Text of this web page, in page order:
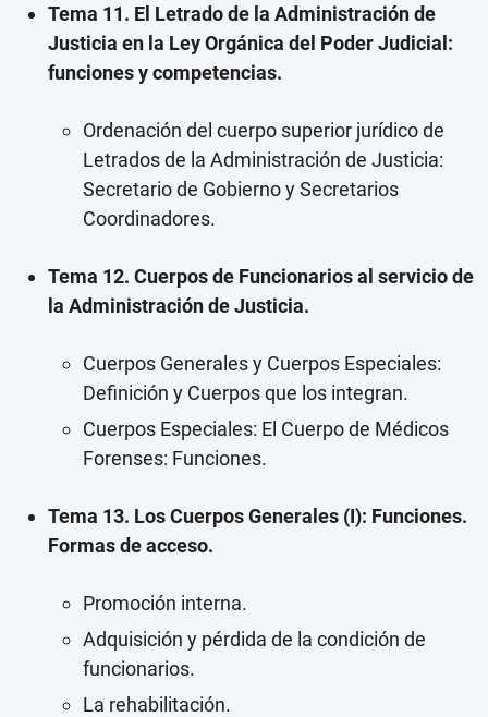
Tema 11. El Letrado de la Administración de
Justicia en la Ley Orgánica del Poder Judicial:
funciones y competencias.
Ordenación del cuerpo superior jurídico de
Letrados de la Administración de Justicia:
Secretario de Gobierno y Secretarios
Coordinadores.
Tema 12. Cuerpos de Funcionarios al servicio de
la Administración de Justicia.
Cuerpos Generales y Cuerpos Especiales:
Definición y Cuerpos que los integran.
Cuerpos Especiales: El Cuerpo de Médicos
Forenses: Funciones.
Tema 13. Los Cuerpos Generales (I): Funciones.
Formas de acceso.
Promoción interna.
Adquisición y pérdida de la condición de
funcionarios.
La rehabilitación.